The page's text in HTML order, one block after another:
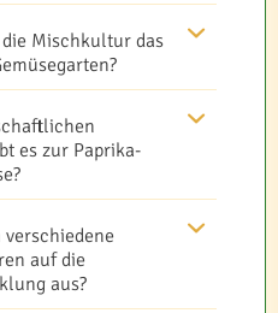
Mischkultur das
es zur Paprika-
auf die
aus?